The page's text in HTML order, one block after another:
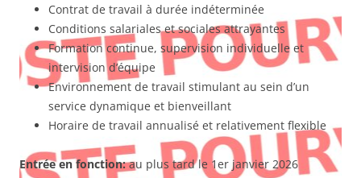
Contrat de travail à durée indéterminée
Conditions salariales et sociales attrayantes
Formation continue, supervision individuelle et
intervision d’équipe
Environnement de travail stimulant au sein d’un
service dynamique et bienveillant
Horaire de travail annualisé et relativement flexible
Entrée en fonction:au plus tard le 1er janvier 2026